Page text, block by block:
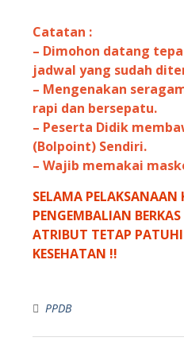
Catatan :
– Dimohon datang
jadwal yang sudah
– Mengenakan
rapi dan bersepatu.
– Peserta Didik
(Bolpoint) Sendiri.
– Wajib memakai
SELAMA PELAKSANAAN
PENGEMBALIAN
ATRIBUT TETAP
KESEHATAN !!
PPDB